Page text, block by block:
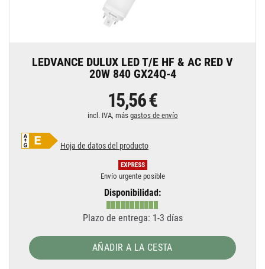
LEDVANCE DULUX LED T/E HF & AC RED V
20W 840 GX24Q-4
15,56 €
incl. IVA, más gastos de envío
Hoja de datos del producto
Envío urgente posible
Disponibilidad:
Plazo de entrega: 1-3 días
AÑADIR A LA CESTA